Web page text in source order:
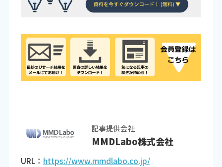
記事提供会社
MMDLabo株式会社
URL： https://www.mmdlabo.co.jp/